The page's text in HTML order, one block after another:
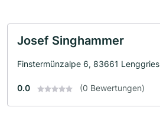
Josef Singhammer
Finstermünzalpe 6, 83661 Lenggries
0.0 (0 Bewertungen)